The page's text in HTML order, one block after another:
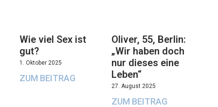
Wie viel Sex ist
gut?
1. Oktober 2025
ZUM BEITRAG
Oliver, 55, Berlin:
„Wir haben doch
nur dieses eine
Leben“
27. August 2025
ZUM BEITRAG